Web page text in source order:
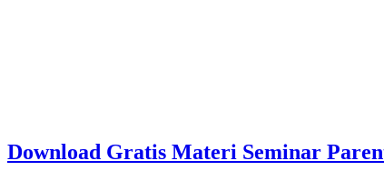
Download Gratis Materi Seminar